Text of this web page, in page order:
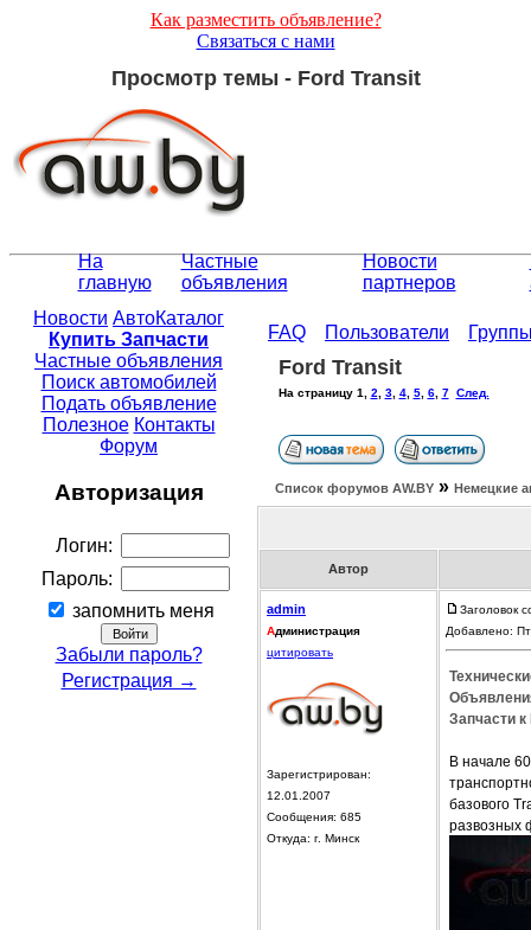
Как разместить объявление?
Связаться с нами
Просмотр темы - Ford Transit
На
главную
Частные
объявления
Новости
партнеров
Новости АвтоКаталог
Купить Запчасти
Частные объявления
Поиск автомобилей
Подать объявление
Полезное Контакты
Форум
Авторизация
Логин:
Пароль:
запомнить меня
Забыли пароль?
Регистрация →
FAQ Пользователи
Ford Transit
На страницу 1 2 3, 4, 5, 6, 7 След.
Список форумов АW.BY » Немецкие
Автор
admin
Администрация
цитировать
Зарегистрирован:
12.01.2007
Сообщения: 685
Откуда: г. Минск
Заголовок
Добавлено:
Запчасти к
В начале
базового
развозных